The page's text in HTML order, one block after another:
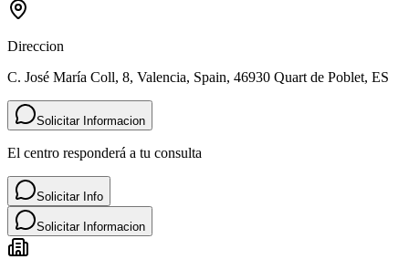
Direccion
C. José María Coll, 8, Valencia, Spain, 46930 Quart de Poblet, ES
Solicitar Informacion
El centro responderá a tu consulta
Solicitar Info
Solicitar Informacion